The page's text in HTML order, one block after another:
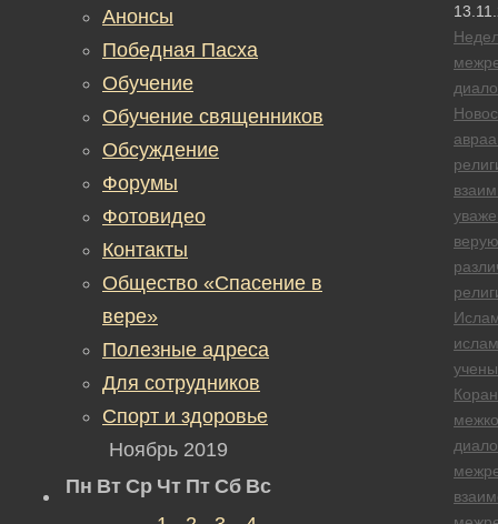
Коран
Анонсы
Победная Пасха
Обучение
Обучение священников
Обсуждение
Форумы
Фотовидео
Контакты
Общество «Спасение в
вере»
Полезные адреса
Для сотрудников
Спорт и здоровье
Ноябрь 2019
Пн Вт Ср Чт Пт Сб Вс